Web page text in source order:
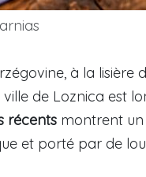
à la lisière
de Loznica est
récents montrent un
et porté par de